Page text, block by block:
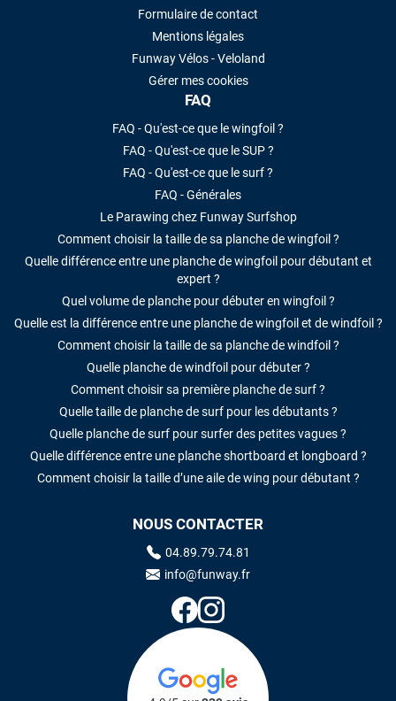
Formulaire de contact
Mentions légales
Funway Vélos - Veloland
Gérer mes cookies
FAQ
FAQ - Qu'est-ce que le wingfoil ?
FAQ - Qu'est-ce que le SUP ?
FAQ - Qu'est-ce que le surf ?
FAQ - Générales
Le Parawing chez Funway Surfshop
Comment choisir la taille de sa planche de wingfoil ?
Quelle différence entre une planche de wingfoil pour débutant et
expert ?
Quel volume de planche pour débuter en wingfoil ?
Quelle est la différence entre une planche de wingfoil et de windfoil ?
Comment choisir la taille de sa planche de windfoil ?
Quelle planche de windfoil pour débuter ?
Comment choisir sa première planche de surf ?
Quelle taille de planche de surf pour les débutants ?
Quelle planche de surf pour surfer des petites vagues ?
Quelle différence entre une planche shortboard et longboard ?
Comment choisir la taille d’une aile de wing pour débutant ?
NOUS CONTACTER
04.89.79.74.81
info@funway.fr